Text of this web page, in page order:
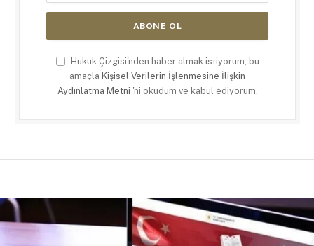
Hukuk Çizgisi'nden haber almak istiyorum, bu
amaçla Kişisel Verilerin İşlenmesine İlişkin
Aydınlatma Metni 'ni okudum ve kabul ediyorum.